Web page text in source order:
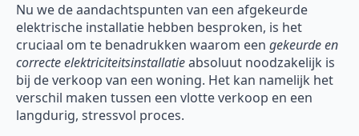
Nu we de aandachtspunten van een afgekeurde
elektrische installatie hebben besproken, is het
cruciaal om te benadrukken waarom een gekeurde en
correcte elektriciteitsinstallatieabsoluut noodzakelijk is
bij de verkoop van een woning. Het kan namelijk het
verschil maken tussen een vlotte verkoop en een
langdurig, stressvol proces.